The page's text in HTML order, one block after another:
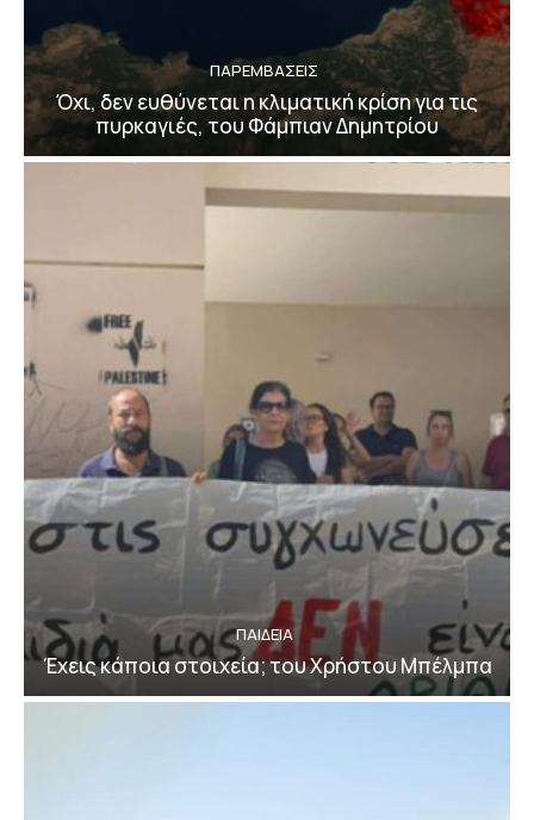
ΠΑΡΕΜΒΑΣΕΙΣ
Όχι, δεν ευθύνεται η κλιματική κρίση για τις
πυρκαγιές, του Φάμπιαν Δημητρίου
ΠΑΙΔΕΙΑ
Έχεις κάποια στοιχεία; του Χρήστου Μπέλμπα